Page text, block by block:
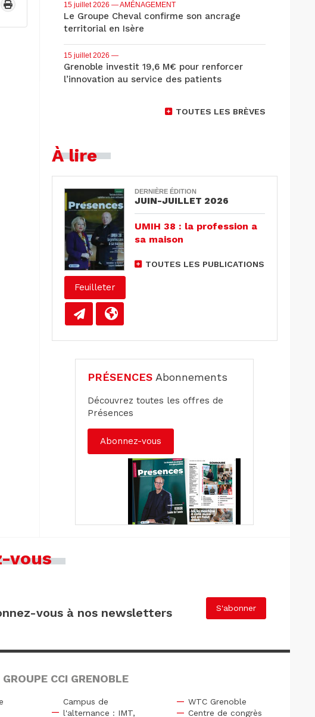
15 juillet 2026 — AMÉNAGEMENT
Le Groupe Cheval confirme son ancrage
territorial en Isère
15 juillet 2026 —
Grenoble investit 19,6 M€ pour renforcer
l’innovation au service des patients
TOUTES LES BRÈVES
À lire
Feuilleter
DERNIÈRE ÉDITION
JUIN-JUILLET 2026
UMIH 38 : la profession a
sa maison
TOUTES LES PUBLICATIONS
PRÉSENCES Abonnements
Découvrez toutes les offres de
Présences
Abonnez-vous
vous
vous à nos newsletters S'abonner
CCI GRENOBLE
Campus de
l'alternance : IMT,
WTC Grenoble
Centre de congrès